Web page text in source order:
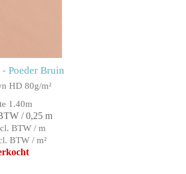
Poeder Bruin
HD 80g/m²
1.40m
/ 0,25 m
BTW / m
BTW / m²